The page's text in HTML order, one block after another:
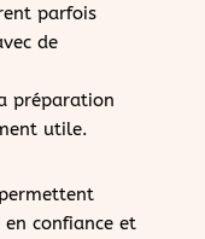
parfois
de
préparation
utile.
confiance et